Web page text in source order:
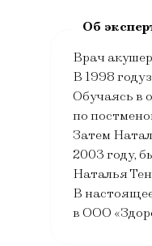
Врач
В 1998 году
Обучаясь в
по
Затем
2003 году,
Наталья
В
в ООО